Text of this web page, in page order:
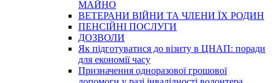
МАЙНО
ВЕТЕРАНИ ВІЙНИ ТА ЧЛЕНИ ЇХ РОДИН
ПЕНСІЙНІ ПОСЛУГИ
ДОЗВОЛИ
Як підготуватися до візиту в ЦНАП: поради
для економії часу
Призначення одноразової грошової